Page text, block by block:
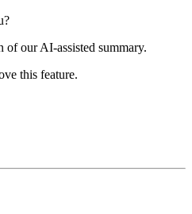
of our AI-assisted summary.
this feature.